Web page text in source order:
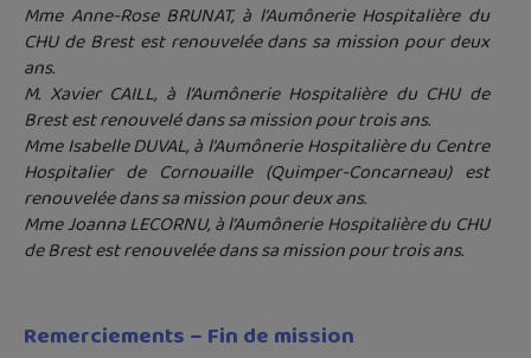
Mme Anne-Rose BRUNAT, à l’Aumônerie Hospitalière du
CHU de Brest est renouvelée dans sa mission pour deux
ans.
M. Xavier CAILL, à l’Aumônerie Hospitalière du CHU de
Brest est renouvelé dans sa mission pour trois ans.
Mme Isabelle DUVAL, à l’Aumônerie Hospitalière du Centre
Hospitalier de Cornouaille (Quimper-Concarneau) est
renouvelée dans sa mission pour deux ans.
Mme Joanna LECORNU, à l’Aumônerie Hospitalière du CHU
de Brest est renouvelée dans sa mission pour trois ans.
Remerciements – Fin de mission